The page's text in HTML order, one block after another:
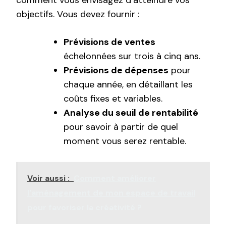
objectifs. Vous devez fournir :
Prévisions de ventes
échelonnées sur trois à cinq ans.
Prévisions de dépenses pour
chaque année, en détaillant les
coûts fixes et variables.
Analyse du seuil de rentabilité
pour savoir à partir de quel
moment vous serez rentable.
Voir aussi :